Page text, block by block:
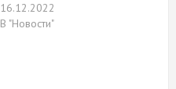
16.12.2022
В "Новости"